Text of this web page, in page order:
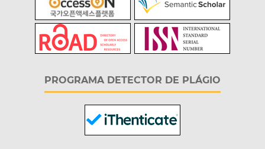
PROGRAMA DETECTOR DE PLÁGIO